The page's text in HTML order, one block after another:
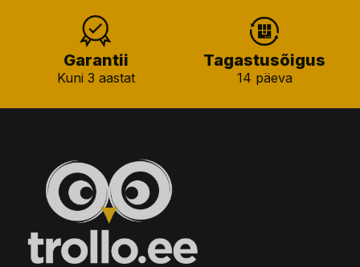
Garantii
Kuni 3 aastat
Tagastusõigus
14 päeva